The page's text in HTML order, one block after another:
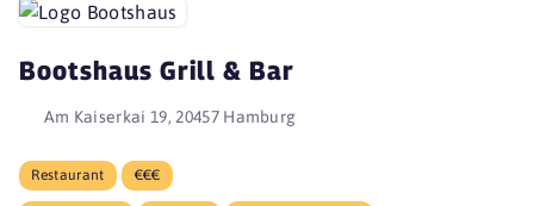
Bootshaus Grill & Bar
Am Kaiserkai 19, 20457 Hamburg
Restaurant €€€